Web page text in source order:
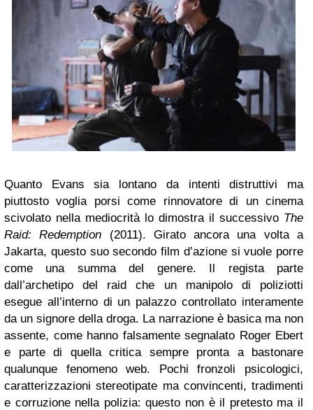
Quanto Evans sia lontano da intenti distruttivi ma
piuttosto voglia porsi come rinnovatore di un cinema
scivolato nella mediocrità lo dimostra il successivo The
Raid: Redemption (2011). Girato ancora una volta a
Jakarta, questo suo secondo film d’azione si vuole porre
come una summa del genere. Il regista parte
dall’archetipo del raid che un manipolo di poliziotti
esegue all’interno di un palazzo controllato interamente
da un signore della droga. La narrazione è basica ma non
assente, come hanno falsamente segnalato Roger Ebert
e parte di quella critica sempre pronta a bastonare
qualunque fenomeno web. Pochi fronzoli psicologici,
caratterizzazioni stereotipate ma convincenti, tradimenti
e corruzione nella polizia: questo non è il pretesto ma il